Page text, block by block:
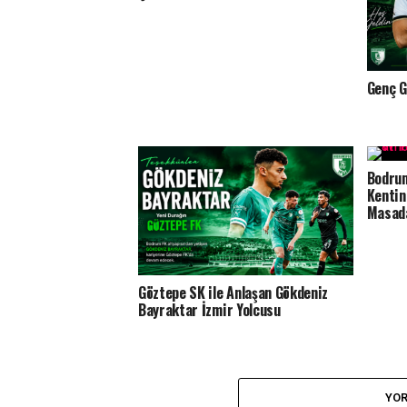
Genç
Göztepe SK ile Anlaşan Gökdeniz
Bayraktar İzmir Yolcusu